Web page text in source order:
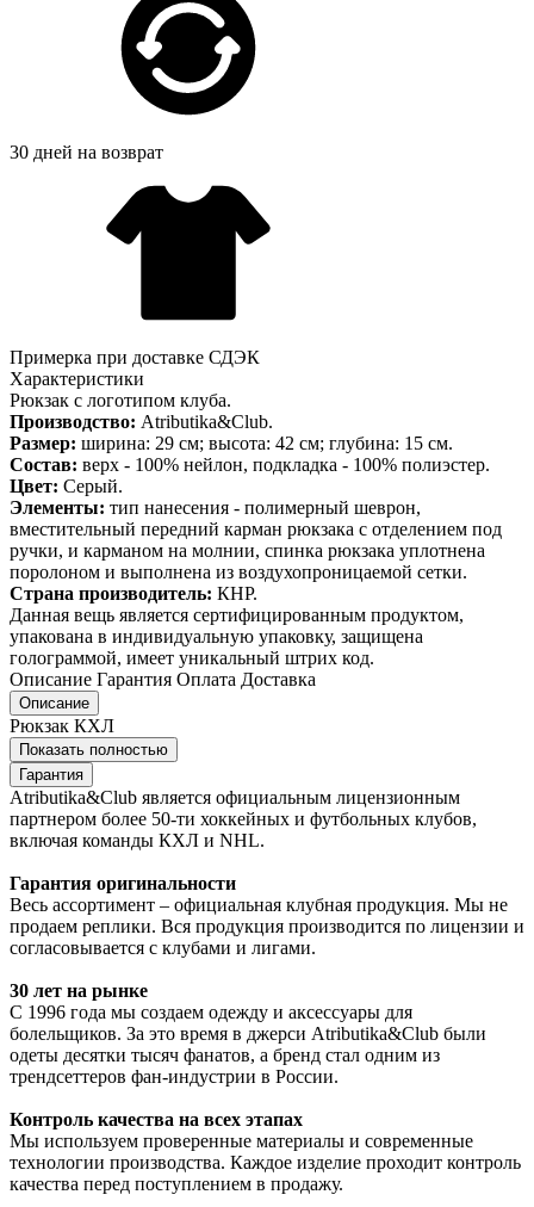
30 дней на возврат
Примерка при доставке СДЭК
Характеристики
Рюкзак с логотипом клуба.
Производство: Atributika&Club.
Размер: ширина: 29 см; высота: 42 см; глубина: 15 см.
Состав: верх - 100% нейлон, подкладка - 100% полиэстер.
Цвет: Серый.
Элементы: тип нанесения - полимерный шеврон,
вместительный передний карман рюкзака с отделением под
ручки, и карманом на молнии, спинка рюкзака уплотнена
поролоном и выполнена из воздухопроницаемой сетки.
Страна производитель: КНР.
Данная вещь является сертифицированным продуктом,
упакована в индивидуальную упаковку, защищена
голограммой, имеет уникальный штрих код.
Описание Гарантия Оплата Доставка
Описание
Рюкзак КХЛ
Показать полностью
Гарантия
Atributika&Club является официальным лицензионным
партнером более 50-ти хоккейных и футбольных клубов,
включая команды КХЛ и NHL.
Гарантия оригинальности
Весь ассортимент – официальная клубная продукция. Мы не
продаем реплики. Вся продукция производится по лицензии и
согласовывается с клубами и лигами.
30 лет на рынке
С 1996 года мы создаем одежду и аксессуары для
болельщиков. За это время в джерси Atributika&Club были
одеты десятки тысяч фанатов, а бренд стал одним из
трендсеттеров фан-индустрии в России.
Контроль качества на всех этапах
Мы используем проверенные материалы и современные
технологии производства. Каждое изделие проходит контроль
качества перед поступлением в продажу.